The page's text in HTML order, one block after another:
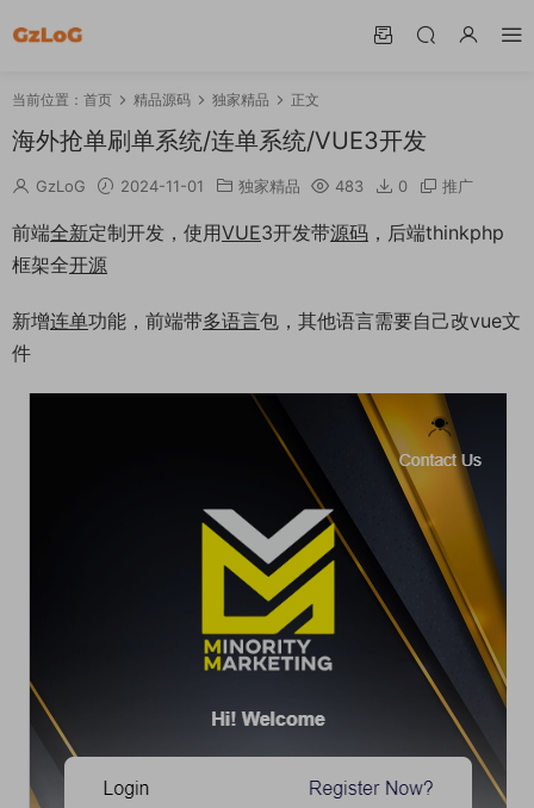
当前位置： 首页 精品源码 独家精品 正文
海外抢单刷单系统/连单系统/VUE3开发
GzLoG 2024-11-01 独家精品 483 0 推广
前端全新定制开发，使用VUE3开发带源码 ，后端thinkphp
框架全开源
新增连单功能，前端带多语言包，其他语言需要自己改vue文
件